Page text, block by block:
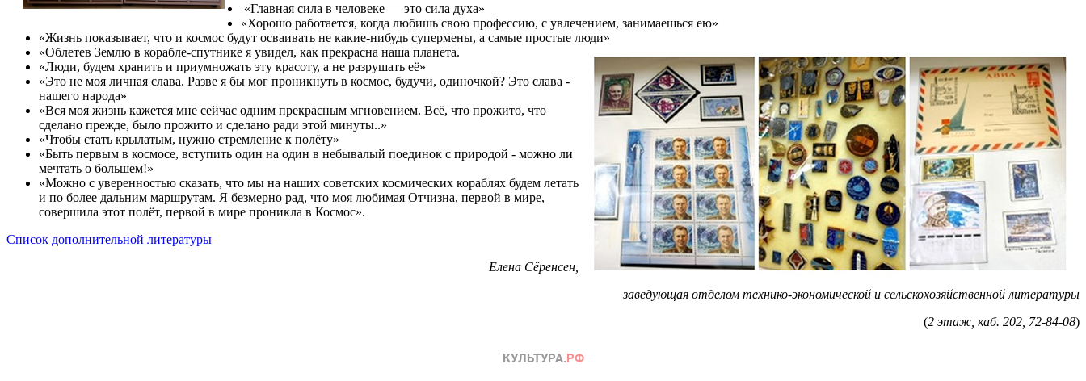
«Главная сила в человеке — это сила духа»
«Хорошо работается, когда любишь свою профессию, с увлечением, занимаешься ею»
«Жизнь показывает, что и космос будут осваивать не какие-нибудь супермены, а самые простые люди»
«Облетев Землю в корабле-спутнике я увидел, как прекрасна наша планета.
«Люди, будем хранить и приумножать эту красоту, а не разрушать её»
«Это не моя личная слава. Разве я бы мог проникнуть в космос, будучи, одиночкой? Это слава -
нашего народа»
«Вся моя жизнь кажется мне сейчас одним прекрасным мгновением. Всё, что прожито, что
сделано прежде, было прожито и сделано ради этой минуты..»
«Чтобы стать крылатым, нужно стремление к полёту»
«Быть первым в космосе, вступить один на один в небывалый поединок с природой - можно ли
мечтать о большем!»
«Можно с уверенностью сказать, что мы на наших советских космических кораблях будем летать
и по более дальним маршрутам. Я безмерно рад, что моя любимая Отчизна, первой в мире,
совершила этот полёт, первой в мире проникла в Космос».
Список дополнительной литературы
Елена Сёренсен,
заведующая отделом технико-экономической и сельскохозяйственной литературы
(2 этаж, каб. 202, 72-84-08)